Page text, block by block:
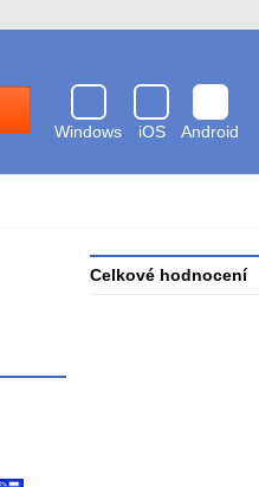
Windows
iOS
Android
Celkové hodnocení